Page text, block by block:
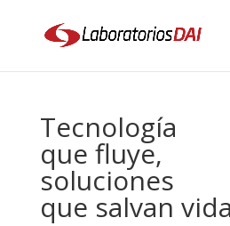
Tecnología
que fluye,
soluciones
que salvan